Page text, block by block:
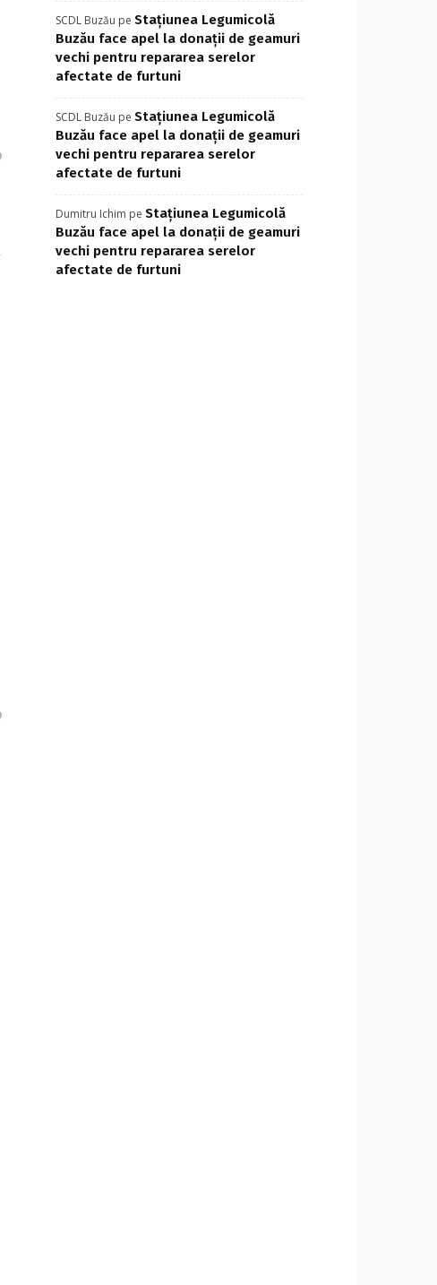
SCDL Buzău pe Stațiunea Legumicolă
Buzău face apel la donații de geamuri
vechi pentru repararea serelor
afectate de furtuni
SCDL Buzău pe Stațiunea Legumicolă
Buzău face apel la donații de geamuri
vechi pentru repararea serelor
afectate de furtuni
Dumitru Ichim pe Stațiunea Legumicolă
Buzău face apel la donații de geamuri
vechi pentru repararea serelor
afectate de furtuni